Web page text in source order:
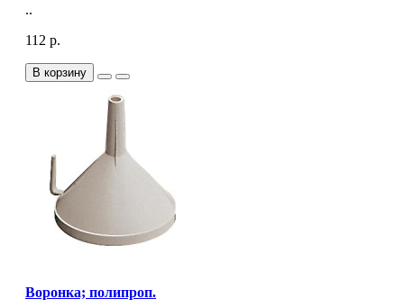
..
112 р.
В корзину
Воронка; полипроп.